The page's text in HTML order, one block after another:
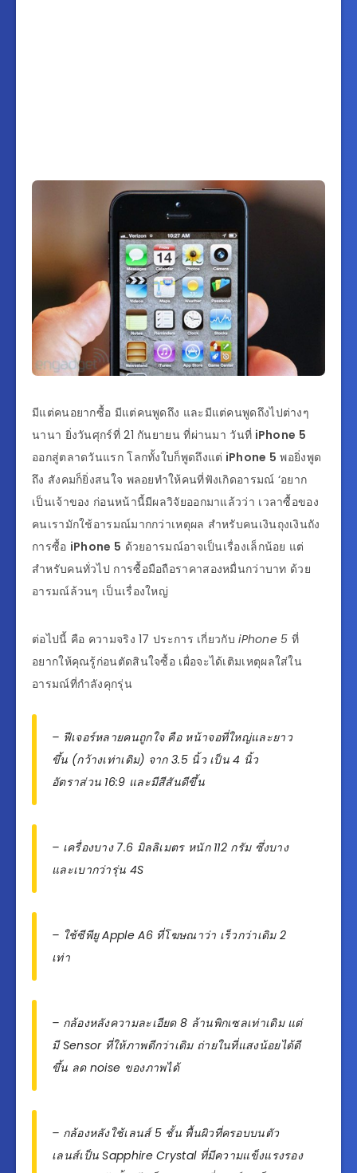
มีแต่คนอยากซื้อ มีแต่คนพูดถึง และมีแต่คนพูดถึงไปต่างๆ
นานา ยิ่งวันศุกร์ที่ 21 กันยายน ที่ผ่านมา วันที่ iPhone 5
ออกสู่ตลาดวันแรก โลกทั้งใบก็พูดถึงแต่ iPhone 5 พอยิ่งพูด
ถึง สังคมก็ยิ่งสนใจ พลอยทำให้คนที่ฟังเกิดอารมณ์ ‘อยาก
เป็นเจ้าของ ก่อนหน้านี้มีผลวิจัยออกมาแล้วว่า เวลาซื้อของ
คนเรามักใช้อารมณ์มากกว่าเหตุผล สำหรับคนเงินถุงเงินถัง
การซื้อ iPhone 5 ด้วยอารมณ์อาจเป็นเรื่องเล็กน้อย แต่
สำหรับคนทั่วไป การซื้อมือถือราคาสองหมื่นกว่าบาท ด้วย
อารมณ์ล้วนๆ เป็นเรื่องใหญ่
ต่อไปนี้ คือ ความจริง 17 ประการ เกี่ยวกับ iPhone 5 ที่
อยากให้คุณรู้ก่อนตัดสินใจซื้อ เผื่อจะได้เติมเหตุผลใส่ใน
อารมณ์ที่กำลังคุกรุ่น
– ฟีเจอร์หลายคนถูกใจ คือ หน้าจอที่ใหญ่และยาว
ขึ้น (กว้างเท่าเดิม) จาก 3.5 นิ้ว เป็น 4 นิ้ว
อัตราส่วน 16:9 และมีสีสันดีขึ้น
– เครื่องบาง 7.6 มิลลิเมตร หนัก 112 กรัม ซึ่งบาง
และเบากว่ารุ่น 4S
– ใช้ซีพียู Apple A6 ที่โฆษณาว่า เร็วกว่าเดิม 2
เท่า
– กล้องหลังความละเอียด 8 ล้านพิกเซลเท่าเดิม แต่
มี Sensor ที่ให้ภาพดีกว่าเดิม ถ่ายในที่แสงน้อยได้ดี
ขึ้น ลด noise ของภาพได้
– กล้องหลังใช้เลนส์ 5 ชั้น พื้นผิวที่ครอบบนตัว
เลนส์เป็น Sapphire Crystal ที่มีความแข็งแรงรอง